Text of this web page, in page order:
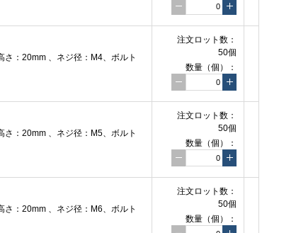
：20mm 、ネジ径：M4、ボルト
注文ロット数：
50個
数量（個）：
：20mm 、ネジ径：M5、ボルト
注文ロット数：
50個
数量（個）：
：20mm 、ネジ径：M6、ボルト
注文ロット数：
50個
数量（個）：